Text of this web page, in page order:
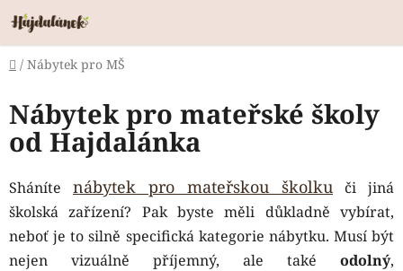
Přejít
na
obsah
Domů
/ Nábytek pro MŠ
Nábytek pro mateřské školy
od Hajdalánka
Sháníte nábytek pro mateřskou školku či jiná
školská zařízení? Pak byste měli důkladně vybírat,
neboť je to silně specifická kategorie nábytku. Musí být
nejen vizuálně příjemný, ale také
odolný,